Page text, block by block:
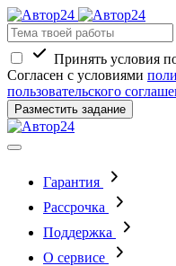
Принять условия
Согласен с условиями
пользовательского
Разместить задание
Гарантия
Рассрочка
Поддержка
О сервисе